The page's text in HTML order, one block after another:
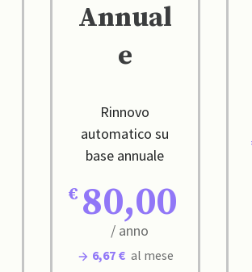
Annual
e
Rinnovo
automatico su
base annuale
80,00
/ anno
6,67 € al mese